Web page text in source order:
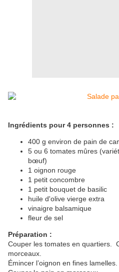
Ingrédients pour 4 personnes :
400 g environ de pain de
5 ou 6 tomates mûres
bœuf)
1 oignon rouge
1 petit concombre
1 petit bouquet de basilic
huile d'olive vierge extra
vinaigre balsamique
fleur de sel
Préparation :
Couper les tomates en quartiers.
morceaux.
Émincer l’oignon en fines lamelles.